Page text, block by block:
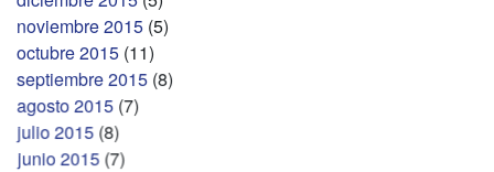
noviembre 2015 (5)
octubre 2015 (11)
septiembre 2015 (8)
agosto 2015 (7)
julio 2015 (8)
junio 2015 (7)